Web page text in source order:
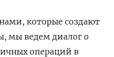
которые создают
мы ведем диалог о
операций в